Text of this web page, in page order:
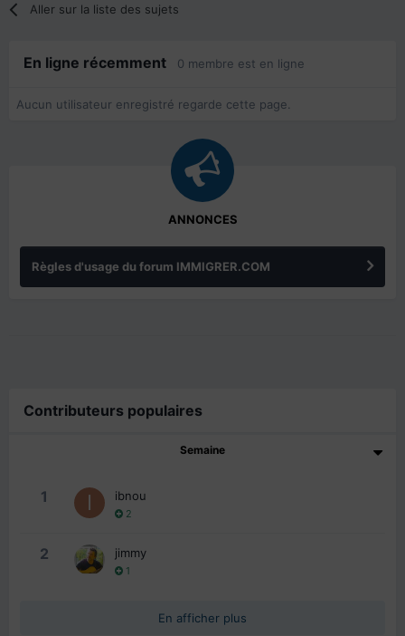
Aller sur la liste des sujets
En ligne récemment 0 membre est en ligne
Aucun utilisateur enregistré regarde cette page.
ANNONCES
Règles d'usage du forum IMMIGRER.COM
Contributeurs populaires
Semaine
1 ibnou
2
2 jimmy
1
En afficher plus